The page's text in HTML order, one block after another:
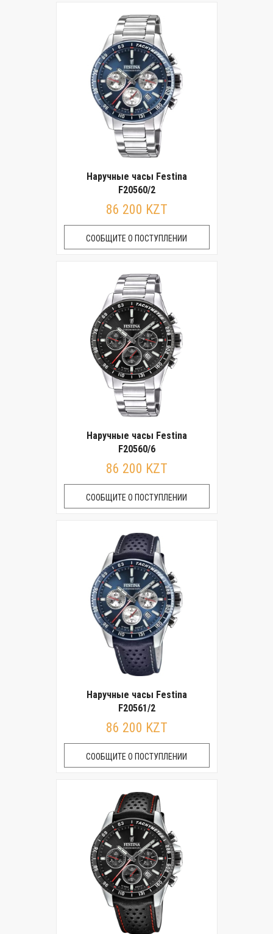
Наручные часы Festina
F20560/2
86 200 KZT
СООБЩИТЕ О ПОСТУПЛЕНИИ
Наручные часы Festina
F20560/6
86 200 KZT
СООБЩИТЕ О ПОСТУПЛЕНИИ
Наручные часы Festina
F20561/2
86 200 KZT
СООБЩИТЕ О ПОСТУПЛЕНИИ